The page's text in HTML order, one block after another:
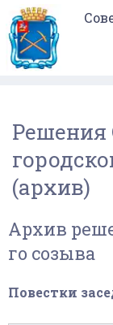
Решения
(архив)
Архив
го созыва
Повестки